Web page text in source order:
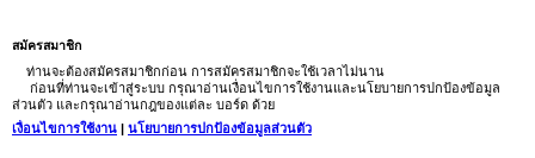
สมัครสมาชิก
ท่านจะต้องสมัครสมาชิกก่อน การสมัครสมาชิกจะใช้เวลาไม่นาน
ก่อนที่ท่านจะเข้าสู่ระบบ กรุณาอ่านเงื่อนไขการใช้งานและนโยบายการปกป้องข้อมูล
ส่วนตัว และกรุณาอ่านกฎของแต่ละ บอร์ด ด้วย
เงื่อนไขการใช้งาน | นโยบายการปกป้องข้อมูลส่วนตัว